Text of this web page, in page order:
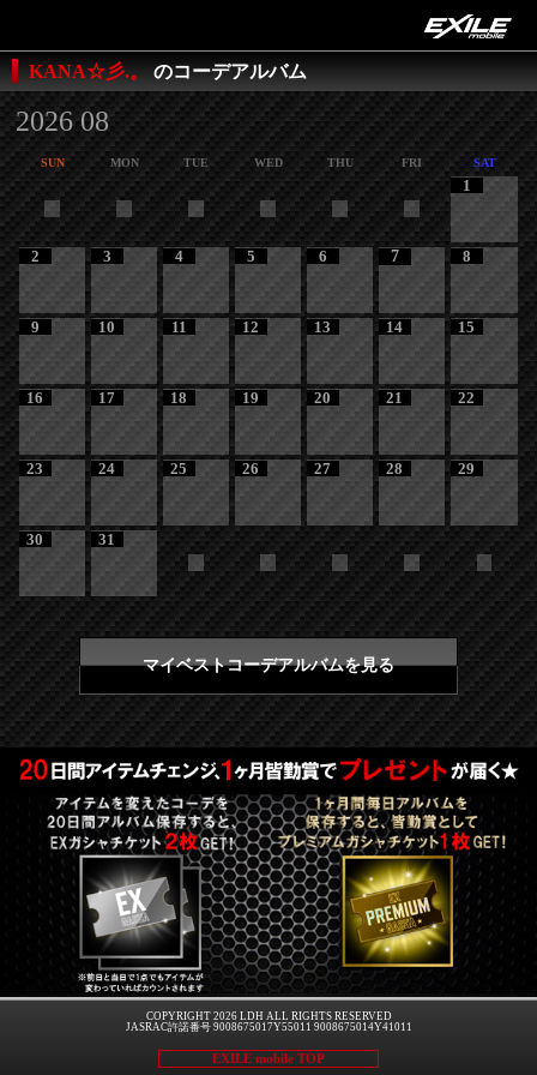
KANA☆彡.。 のコーデアルバム
2026 08
SUN MON TUE WED THU FRI SAT
1
2 3 4 5 6 7 8
9 10 11 12 13 14 15
16 17 18 19 20 21 22
23 24 25 26 27 28 29
30 31
マイベストコーデアルバムを見る
COPYRIGHT 2026 LDH ALL RIGHTS RESERVED
JASRAC許諾番号 9008675017Y55011 9008675014Y41011
EXILE mobile TOP